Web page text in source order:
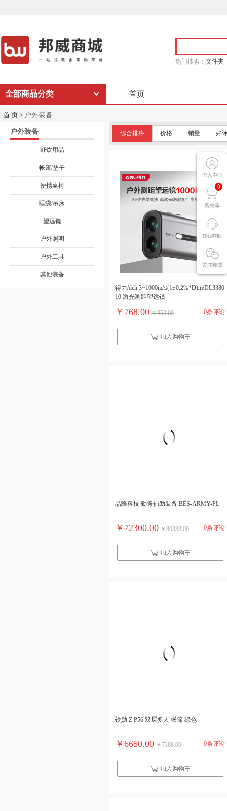
热门搜索： 文件夹
0
全部商品分类 首页
首页> 户外装备
户外装备
野炊用品
帐篷/垫子
便携桌椅
睡袋/吊床
望远镜
户外照明
户外工具
其他装备
综合排序 价格 销量 好
得力/deli 3~1000m/≤(1±0.2%*D)m/DL3380
10 激光测距望远镜
￥768.00 ￥853.00 0条评论
加入购物车
品隆科技 勤务辅助装备 BES-ARMY-PL
￥72300.00 ￥80333.00 0条评论
加入购物车
铁勋 Z P56 双层多人 帐篷 绿色
￥6650.00 ￥7388.00 0条评论
加入购物车